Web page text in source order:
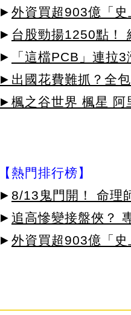
► 外資買超903億「
► 台股勁揚1250點！
►
「這檔PCB」連拉
►出國花費難抓？全
►楓之谷世界 楓星 阿
【熱門排行榜】
► 8/13鬼門開！ 命理
► 追高慘變接盤俠？
► 外資買超903億「